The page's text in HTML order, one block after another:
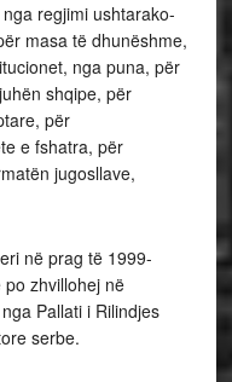
regjimi ushtarako-
masa të dhunëshme,
nga puna, për
shqipe, për
për
e fshatra, për
jugosllave,
në prag të 1999-
zhvillohej në
Pallati i Rilindjes
serbe.